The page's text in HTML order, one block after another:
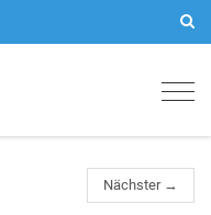
Nächster →